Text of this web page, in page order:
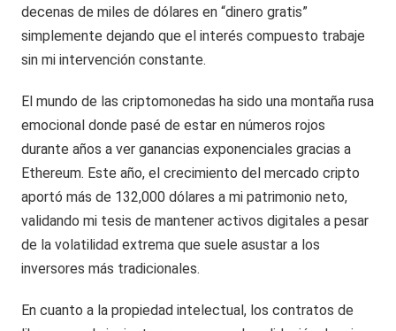
decenas de miles de dólares en “dinero gratis”
simplemente dejando que el interés compuesto trabaje
sin mi intervención constante.
El mundo de las criptomonedas ha sido una montaña rusa
emocional donde pasé de estar en números rojos
durante años a ver ganancias exponenciales gracias a
Ethereum. Este año, el crecimiento del mercado cripto
aportó más de 132,000 dólares a mi patrimonio neto,
validando mi tesis de mantener activos digitales a pesar
de la volatilidad extrema que suele asustar a los
inversores más tradicionales.
En cuanto a la propiedad intelectual, los contratos de